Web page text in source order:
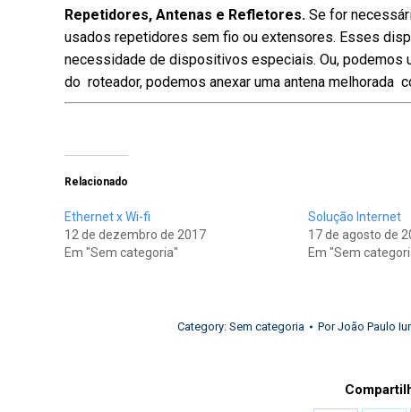
Repetidores, Antenas e Refletores. Se for
usados repetidores sem fio ou extensores. Esses
necessidade de dispositivos especiais. Ou, podemos
do roteador, podemos anexar uma antena melhorada
Relacionado
Ethernet x Wi-fi
12 de dezembro de 2017
Em "Sem categoria"
Solução Internet
17 de agosto de
Em "Sem
Category: Sem categoria PorJoão Paulo